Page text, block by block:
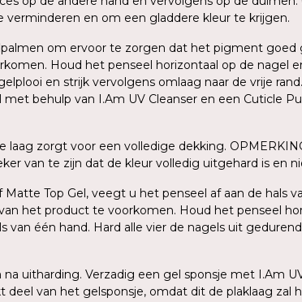
en om een gladdere kleur te krijgen.
om ervoor te zorgen dat het pigment goed
Houd het penseel horizontaal op de nagel
en strijk vervolgens omlaag naar de vrije
behulp van I.Am UV Cleanser en een Cuticle
zorgt voor een volledige dekking.
van te zijn dat de kleur volledig uitgehard is en
Top Gel, veegt u het penseel af aan de
het product te voorkomen. Houd het penseel
van één hand. Hard alle vier de nagels uit
uitharding. Verzadig een gel sponsje met I.Am
van het gelsponsje, omdat dit de plaklaag zal